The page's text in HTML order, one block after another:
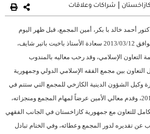
كازاخستان شراكات وعلاقات
أحمد خالد با بكر، أمين المجمع، قبل ظهر اليوم
الثلاثاء ‏01‏/05‏/1434هـ الموافق ‏12‏/03‏/2013 سعادة الأستاذ باخيت باتير شايف،
التعاون الإسلامي، وقد رحب معاليه بالمندوب
بين مجمع الفقه الإسلامي الدولي وجمهورية
وكيل الشؤون الدينية الكازخي للمجمع التي ستتم في
نهاية شهر آذار / مارس 2013، وقدم معالي الأمين عرضاً لمهام المجمع ومنجزاته،
للتعاون مع جمهورية كازاخستان في الجانب الفقهي
عن تقديره لدور المجمع وعطائه، وفي الختام تبادل